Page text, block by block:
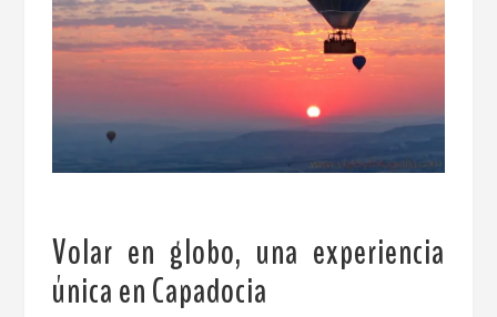
Volar en globo, una experiencia
única en Capadocia